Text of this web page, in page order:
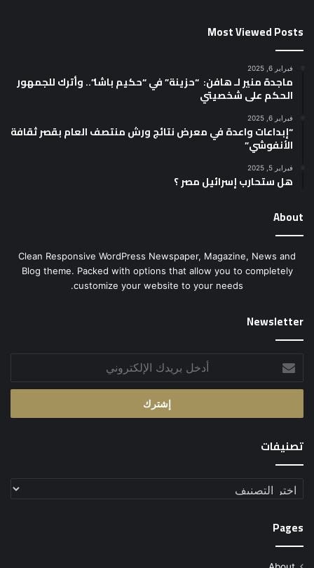
Most Viewed Posts
فبراير 6, 2025
ماجدة منير لـ هافن: “حزينة” في “حكيم باشا”.. وأترك للجمهور
الحكم على شخصيتي
فبراير 6, 2025
“إبداعات واعدة في معرض نتائج ورش منتصف العام بقصر ثقافة
الأنفوشي”
فبراير 5, 2025
هل ستحارب إسرائيل مصر ؟
About
Clean Responsive WordPress Newspaper, Magazine, News and
Blog theme. Packed with options that allow you to completely
customize your website to your needs.
Newsletter
بريدك
الإلكتروني
تصنيفات
تصنيفات
Pages